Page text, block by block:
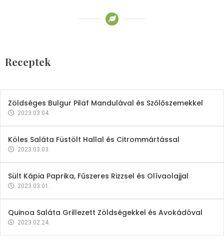
Receptek
2023.03.06.
Zöldséges Bulgur Pilaf Mandulával és Szőlőszemekkel
2023.03.04.
Köles Saláta Füstölt Hallal és Citrommártással
2023.03.03.
Sült Kápia Paprika, Fűszeres Rizzsel és Olívaolajjal
2023.03.01.
Quinoa Saláta Grillezett Zöldségekkel és Avokádóval
2023.02.24.
Gyógynövények